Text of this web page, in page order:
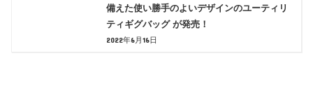
備えた使い勝手のよいデザインのユーティリ
ティギグバッグ が発売！
2022年6月16日